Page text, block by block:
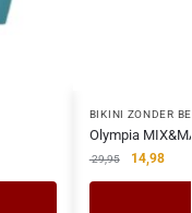
BIKINI ZONDER
Olympia
29,95 14,98